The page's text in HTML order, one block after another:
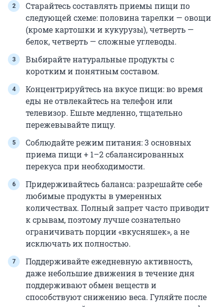
Старайтесь составлять приемы пищи по
следующей схеме: половина тарелки — овощи
(кроме картошки и кукурузы), четверть —
белок, четверть — сложные углеводы.
Выбирайте натуральные продукты с
коротким и понятным составом.
Концентрируйтесь на вкусе пищи: во время
еды не отвлекайтесь на телефон или
телевизор. Ешьте медленно, тщательно
пережевывайте пищу.
Соблюдайте режим питания: 3 основных
приема пищи + 1–2 сбалансированных
перекуса при необходимости.
Придерживайтесь баланса: разрешайте себе
любимые продукты в умеренных
количествах. Полный запрет часто приводит
к срывам, поэтому лучше сознательно
ограничивать порции «вкусняшек», а не
исключать их полностью.
Поддерживайте ежедневную активность,
даже небольшие движения в течение дня
поддерживают обмен веществ и
способствуют снижению веса. Гуляйте после